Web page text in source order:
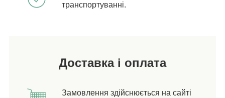
транспортуванні.
Доставка і оплата
Замовлення здійснюється на сайті